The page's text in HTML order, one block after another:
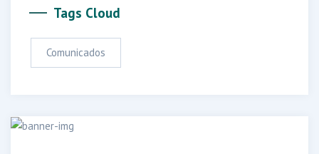
Tags Cloud
Comunicados